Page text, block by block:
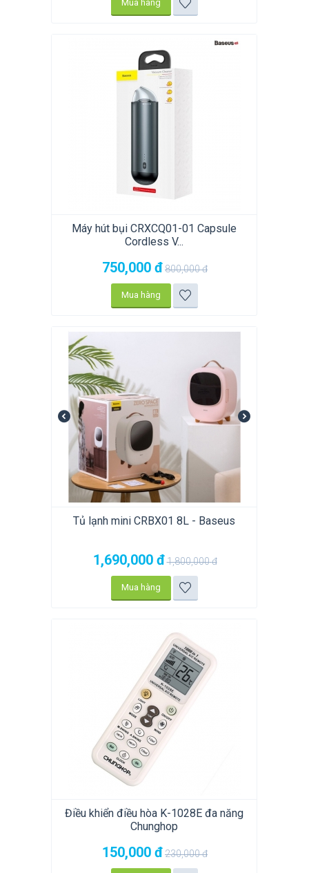
Mua hàng
Máy hút bụi CRXCQ01-01 Capsule
Cordless V...
750,000 đ800,000đ
Mua hàng
Tủ lạnh mini CRBX01 8L - Baseus
1,690,000 đ1,800,000đ
Mua hàng
Điều khiển điều hòa K-1028E đa năng
Chunghop
150,000 đ230,000đ